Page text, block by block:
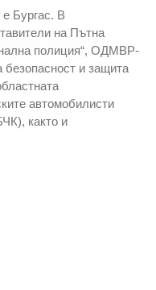
Бургас. В
на Пътна
полиция“, ОДМВР-
безопасност и защита
автомобилисти
както и